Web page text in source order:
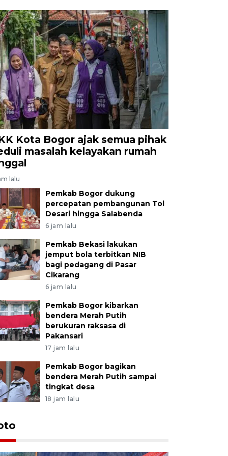
Kota Bogor ajak semua pihak
masalah kelayakan rumah
lalu
Pemkab Bogor dukung
percepatan pembangunan Tol
Desari hingga Salabenda
6 jam lalu
Pemkab Bekasi lakukan
jemput bola terbitkan NIB
bagi pedagang di Pasar
Cikarang
6 jam lalu
Pemkab Bogor kibarkan
bendera Merah Putih
berukuran raksasa di
Pakansari
17 jam lalu
Pemkab Bogor bagikan
bendera Merah Putih sampai
tingkat desa
18 jam lalu